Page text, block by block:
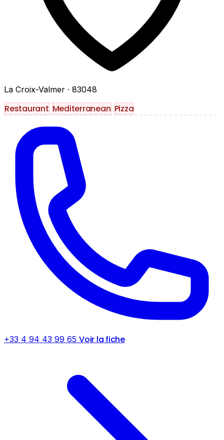
La Croix-Valmer · 83048
Restaurant Mediterranean Pizza
+33 4 94 43 99 65 Voir la fiche